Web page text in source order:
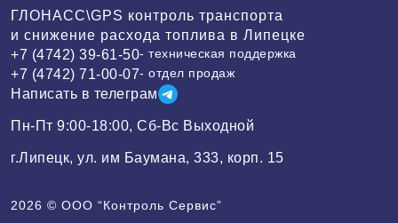
ГЛОНАСС\GPS контроль транспорта
и снижение расхода топлива в Липецке
+7 (4742) 39-61-50- техническая поддержка
+7 (4742) 71-00-07- отдел продаж
Написать в телеграм
Пн-Пт 9:00-18:00, Сб-Вс Выходной
г.Липецк, ул. им Баумана, 333, корп. 15
2026 © ООО “Контроль Сервис”